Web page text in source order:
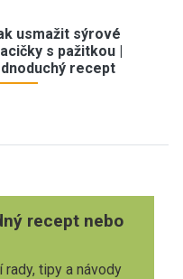
usmažit sýrové
s pažitkou |
recept
recept nebo
tipy a návody